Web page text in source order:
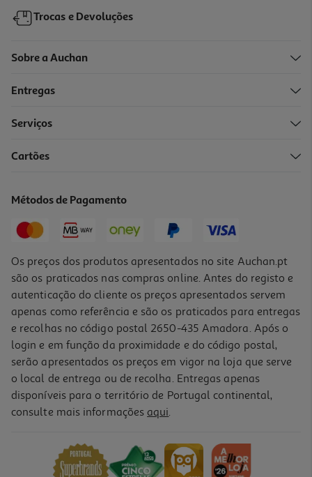
-43%
Price reduced from
3,49 €to
Promoção
-16%
Conjunto De 2 Tubos De Cola Baton Auchan 10g
Price reduced from
Trocas e Devoluções
Sobre a Auchan
Entregas
Serviços
Cartões
Métodos de Pagamento
Os preços dos produtos apresentados no site Auchan.pt
são os praticados nas compras online. Antes do registo e
autenticação do cliente os preços apresentados servem
apenas como referência e são os praticados para entregas
e recolhas no código postal 2650-435 Amadora. Após o
login e em função da proximidade e do código postal,
serão apresentados os preços em vigor na loja que serve
o local de entrega ou de recolha. Entregas apenas
disponíveis para o território de Portugal continental,
consulte mais informações aqui.